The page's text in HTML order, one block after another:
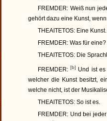
FREMDER: Weiß nun
gehört dazu eine Kunst,
THEAITETOS: Eine Kunst.
FREMDER: Was für eine?
THEAITETOS: Die
FREMDER: [b] Und ist
welcher die Kunst besitzt,
welche nicht, ist der
THEAITETOS: So ist es.
FREMDER: Und bei